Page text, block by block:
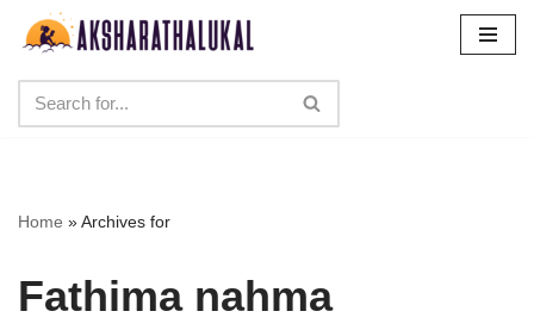
content
Home »Archives for
Fathima nahma